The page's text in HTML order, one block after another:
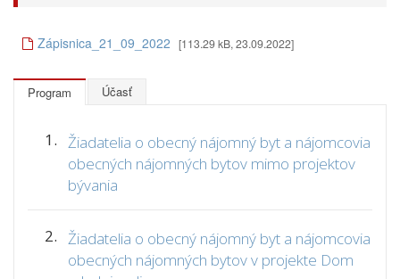
Zápisnica_21_09_2022 [113.29 kB, 23.09.2022]
Program Účasť
1. Žiadatelia o obecný nájomný byt a nájomcovia
obecných nájomných bytov mimo projektov
bývania
2. Žiadatelia o obecný nájomný byt a nájomcovia
obecných nájomných bytov v projekte Dom